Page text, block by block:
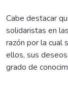
Cabe destacar
solidaristas en
razón por la cual
ellos, sus
grado de